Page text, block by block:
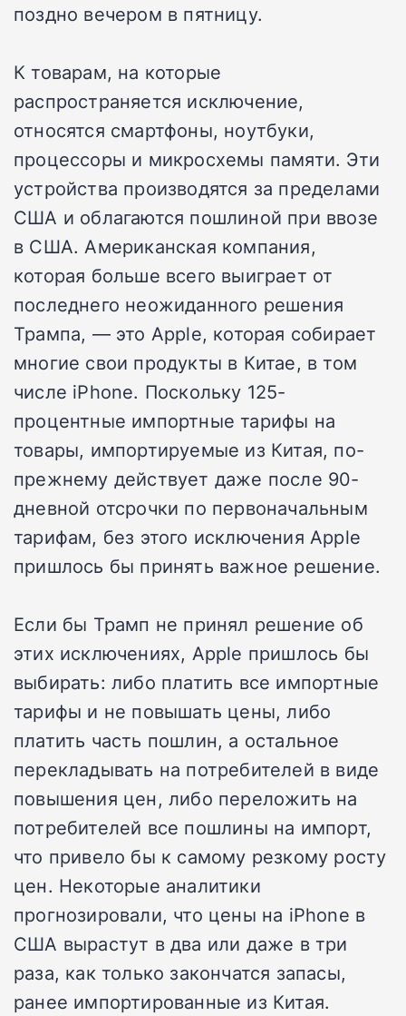
поздно вечером в пятницу.
К товарам, на которые
распространяется исключение,
относятся смартфоны, ноутбуки,
процессоры и микросхемы памяти. Эти
устройства производятся за пределами
США и облагаются пошлиной при ввозе
в США. Американская компания,
которая больше всего выиграет от
последнего неожиданного решения
Трампа, — это Apple, которая собирает
многие свои продукты в Китае, в том
числе iPhone. Поскольку 125-
процентные импортные тарифы на
товары, импортируемые из Китая, по-
прежнему действует даже после 90-
дневной отсрочки по первоначальным
тарифам, без этого исключения Apple
пришлось бы принять важное решение.
Если бы Трамп не принял решение об
этих исключениях, Apple пришлось бы
выбирать: либо платить все импортные
тарифы и не повышать цены, либо
платить часть пошлин, а остальное
перекладывать на потребителей в виде
повышения цен, либо переложить на
потребителей все пошлины на импорт,
что привело бы к самому резкому росту
цен. Некоторые аналитики
прогнозировали, что цены на iPhone в
США вырастут в два или даже в три
раза, как только закончатся запасы,
ранее импортированные из Китая.